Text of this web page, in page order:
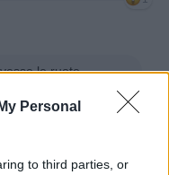
Personal
to third parties, or
le ruote